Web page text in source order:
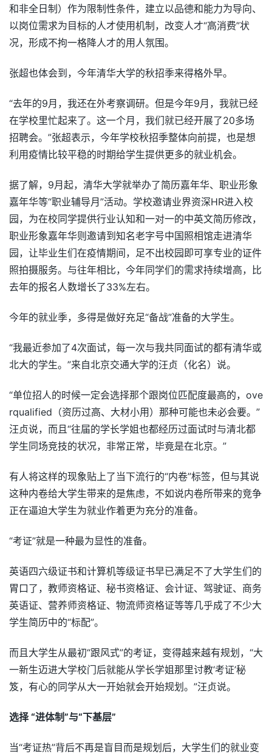
和非全日制）作为限制性条件，建立以品德和能力为导向、
以岗位需求为目标的人才使用机制，改变人才“高消费”状
况，形成不拘一格降人才的用人氛围。
张超也体会到，今年清华大学的秋招季来得格外早。
“去年的9月，我还在外考察调研。但是今年9月，我就已经
在学校里忙起来了。这一个月，我们就已经开展了20多场
招聘会。”张超表示，今年学校秋招季整体向前提，也是想
利用疫情比较平稳的时期给学生提供更多的就业机会。
据了解，9月起，清华大学就举办了简历嘉年华、职业形象
嘉年华等“职业辅导月”活动。学校邀请业界资深HR进入校
园，为在校同学提供行业认知和一对一的中英文简历修改，
职业形象嘉年华则邀请到知名老字号中国照相馆走进清华
园，让毕业生们在疫情期间，足不出校园即可享专业的证件
照拍摄服务。与往年相比，今年同学们的需求持续增高，比
去年的报名人数增长了33%左右。
今年的就业季，多得是做好充足“备战”准备的大学生。
“我最近参加了4次面试，每一次与我共同面试的都有清华或
北大的学生。”来自北京交通大学的汪贞（化名）说。
“单位招人的时候一定会选择那个跟岗位匹配度最高的，ove
rqualified（资历过高、大材小用）那种可能也未必会要。”
汪贞说，而且“往届的学长学姐也都经历过面试时与清北都
学生同场竞技的状况，非常正常，毕竟是在北京。”
有人将这样的现象贴上了当下流行的“内卷”标签，但与其说
这种内卷给大学生带来的是焦虑，不如说内卷所带来的竞争
正在逼迫大学生为就业作着更为充分的准备。
“考证”就是一种最为显性的准备。
英语四六级证书和计算机等级证书早已满足不了大学生们的
胃口了，教师资格证、秘书资格证、会计证、驾驶证、商务
英语证、营养师资格证、物流师资格证等等几乎成了不少大
学生简历中的“标配”。
而且大学生从最初“跟风式”的考证，变得越来越有规划，“大
一新生迈进大学校门后就能从学长学姐那里讨教‘考证’秘
笈，有心的同学从大一开始就会开始规划。”汪贞说。
选择 “进体制”与“下基层”
当“考证热”背后不再是盲目而是规划后，大学生们的就业变